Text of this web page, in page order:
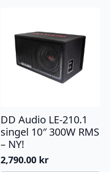
DD Audio LE-210.1
singel 10″ 300W RMS
– NY!
2,790.00 kr